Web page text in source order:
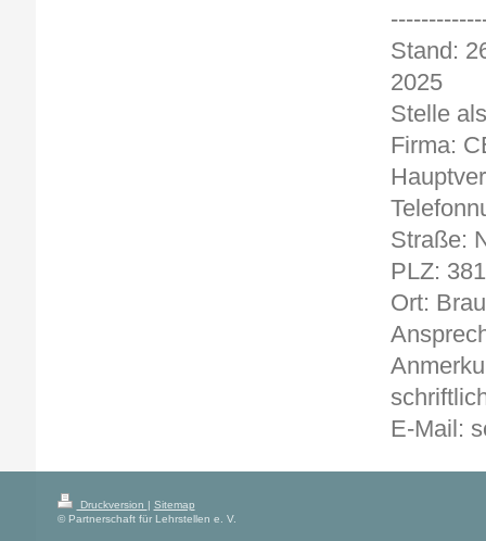
Stelle
Firma:
Straße:
PLZ:
Ort:
E-Mail:
Druckversion | Sitemap
© Partnerschaft für Lehrstellen e. V.